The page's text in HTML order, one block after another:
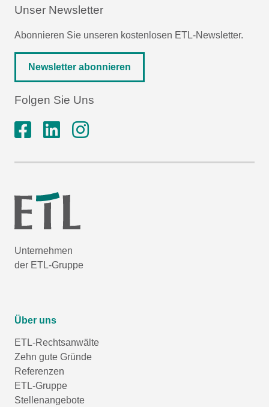
Unser Newsletter
Abonnieren Sie unseren kostenlosen ETL-Newsletter.
Newsletter abonnieren
Folgen Sie Uns
Unternehmen
der ETL-Gruppe
Über uns
ETL-Rechtsanwälte
Zehn gute Gründe
Referenzen
ETL-Gruppe
Stellenangebote